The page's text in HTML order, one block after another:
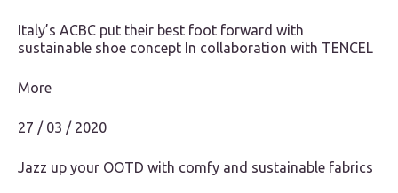
Italy’s ACBC put their best foot forward with
sustainable shoe concept In collaboration with TENCEL
More
27 / 03 / 2020
Jazz up your OOTD with comfy and sustainable fabrics